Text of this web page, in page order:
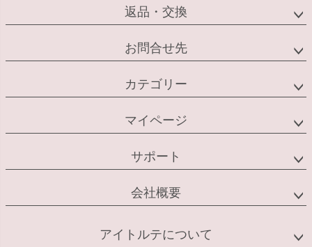
返品・交換
お問合せ先
カテゴリー
マイページ
サポート
会社概要
アイトルテについて